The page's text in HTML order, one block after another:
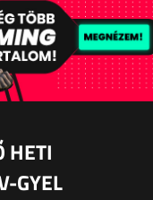
HETI
GYEL